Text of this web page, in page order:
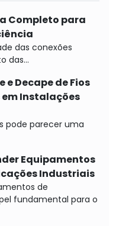
Completo para
das conexões
das...
Decape de Fios
Instalações
pode parecer uma
Equipamentos
Industriais
de
fundamental para o